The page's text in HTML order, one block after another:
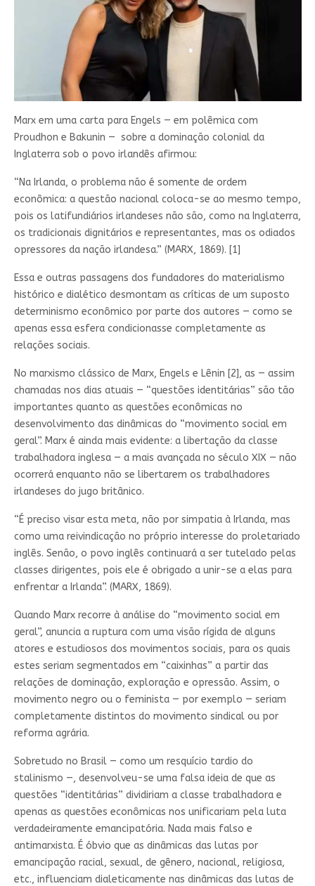
Marx em uma carta para Engels — em polêmica com
Proudhon e Bakunin — sobre a dominação colonial da
Inglaterra sob o povo irlandês afirmou:
“Na Irlanda, o problema não é somente de ordem
econômica: a questão nacional coloca-se ao mesmo tempo,
pois os latifundiários irlandeses não são, como na Inglaterra,
os tradicionais dignitários e representantes, mas os odiados
opressores da nação irlandesa.” (MARX, 1869). [1]
Essa e outras passagens dos fundadores do materialismo
histórico e dialético desmontam as críticas de um suposto
determinismo econômico por parte dos autores — como se
apenas essa esfera condicionasse completamente as
relações sociais.
No marxismo clássico de Marx, Engels e Lênin [2], as — assim
chamadas nos dias atuais — “questões identitárias” são tão
importantes quanto as questões econômicas no
desenvolvimento das dinâmicas do “movimento social em
geral”. Marx é ainda mais evidente: a libertação da classe
trabalhadora inglesa — a mais avançada no século XIX — não
ocorrerá enquanto não se libertarem os trabalhadores
irlandeses do jugo britânico.
“É preciso visar esta meta, não por simpatia à Irlanda, mas
como uma reivindicação no próprio interesse do proletariado
inglês. Senão, o povo inglês continuará a ser tutelado pelas
classes dirigentes, pois ele é obrigado a unir-se a elas para
enfrentar a Irlanda”. (MARX, 1869).
Quando Marx recorre à análise do “movimento social em
geral”, anuncia a ruptura com uma visão rígida de alguns
atores e estudiosos dos movimentos sociais, para os quais
estes seriam segmentados em “caixinhas” a partir das
relações de dominação, exploração e opressão. Assim, o
movimento negro ou o feminista — por exemplo — seriam
completamente distintos do movimento sindical ou por
reforma agrária.
Sobretudo no Brasil — como um resquício tardio do
stalinismo —, desenvolveu-se uma falsa ideia de que as
questões “identitárias” dividiriam a classe trabalhadora e
apenas as questões econômicas nos unificariam pela luta
verdadeiramente emancipatória. Nada mais falso e
antimarxista. É óbvio que as dinâmicas das lutas por
emancipação racial, sexual, de gênero, nacional, religiosa,
etc., influenciam dialeticamente nas dinâmicas das lutas de